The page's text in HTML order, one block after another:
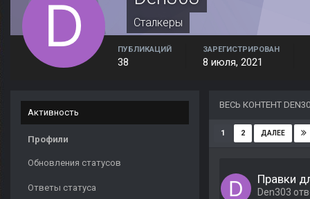
Сталкеры
ПУБЛИКАЦИЙ
38
ЗАРЕГИСТРИРОВАН
8 июля, 2021
Активность
Профили
Обновления статусов
Ответы статуса
ВЕСЬ КОНТЕНТ
1 2 ДАЛЕЕ
Правки
Den303